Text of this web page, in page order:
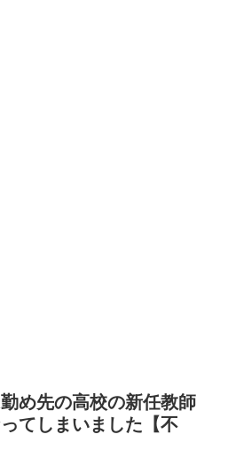
勤め先の高校の新任教師
てしまいました【不